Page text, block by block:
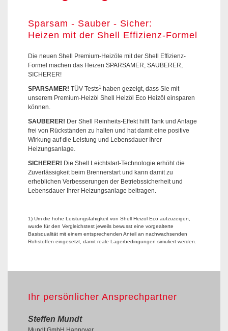
Sparsam - Sauber - Sicher:
Heizen mit der Shell Effizienz-Formel
Die neuen Shell Premium-Heizöle mit der Shell Effizienz-
Formel machen das Heizen SPARSAMER, SAUBERER,
SICHERER!
SPARSAMER! TÜV-Tests1
haben gezeigt, dass Sie mit
unserem Premium-Heizöl Shell Heizöl Eco Heizöl einsparen
können.
SAUBERER! Der Shell Reinheits-Effekt hilft Tank und Anlage
frei von Rückständen zu halten und hat damit eine positive
Wirkung auf die Leistung und Lebensdauer Ihrer
Heizungsanlage.
SICHERER! Die Shell Leichtstart-Technologie erhöht die
Zuverlässigkeit beim Brennerstart und kann damit zu
erheblichen Verbesserungen der Betriebssicherheit und
Lebensdauer Ihrer Heizungsanlage beitragen.
1) Um die hohe Leistungsfähigkeit von Shell Heizöl Eco aufzuzeigen,
wurde für den Vergleichstest jeweils bewusst eine vorgealterte
Basisqualität mit einem entsprechenden Anteil an nachwachsenden
Rohstoffen eingesetzt, damit reale Lagerbedingungen simuliert werden.
Ihr persönlicher Ansprechpartner
Steffen Mundt